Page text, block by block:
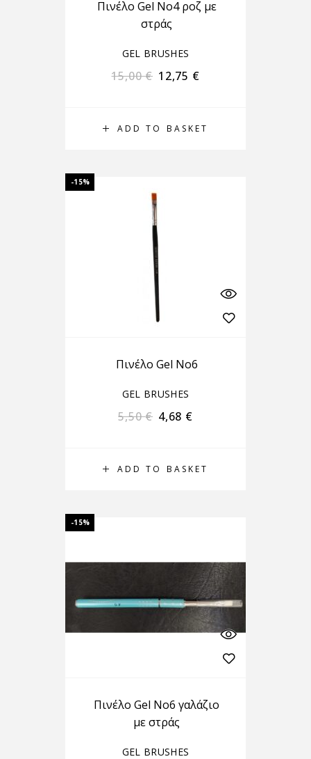
ADD TO BASKET
Πινέλο Gel No4 ροζ με
στράς
GEL BRUSHES
15,00€ 12,75 €
-15%
ADD TO BASKET
Πινέλο Gel No6
GEL BRUSHES
5,50€ 4,68 €
-15%
Πινέλο Gel No6 γαλάζιο
με στράς
GEL BRUSHES